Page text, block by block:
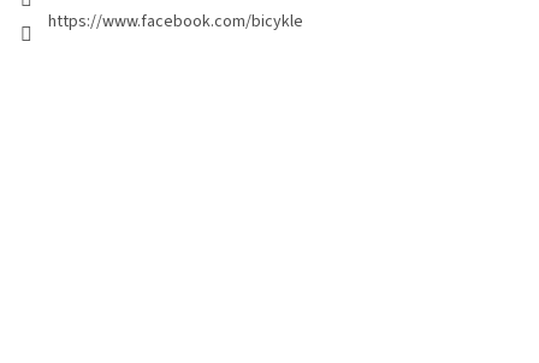
https://www.facebook.com/bicykle